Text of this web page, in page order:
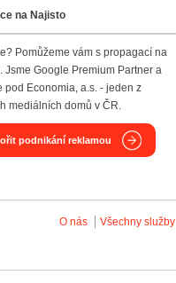
na Najisto
Pomůžeme vám s propagací na
Jsme Google Premium Partner a
pod Economia, a.s. - jeden z
mediálních domů v ČR.
podnikání reklamou
O nás Všechny služby